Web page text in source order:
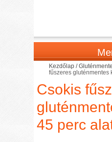
Kezdőlap /
fűszeres gluténmentes
Csokis
45 perc